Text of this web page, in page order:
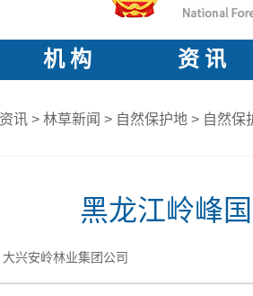
机 构 资 讯
资讯 > 林草新闻 > 自然保护地 > 自然保
黑龙江岭峰
兴安岭林业集团公司